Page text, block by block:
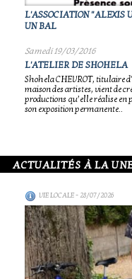
L'ASSOCIATION "ALEXIS
UN BAL
Samedi 19/03/2016
L'ATELIER DE SHOHELA
Shohela CHEVROT, titulaire
maison des artistes, vient de
productions qu’elle réalise
son exposition permanente..
ACTUALITÉS À LA
VIE LOCALE- 28/07/2026